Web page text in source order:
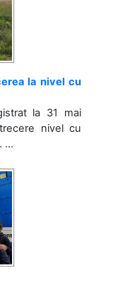
la nivel cu
la 31 mai
nivel cu
...